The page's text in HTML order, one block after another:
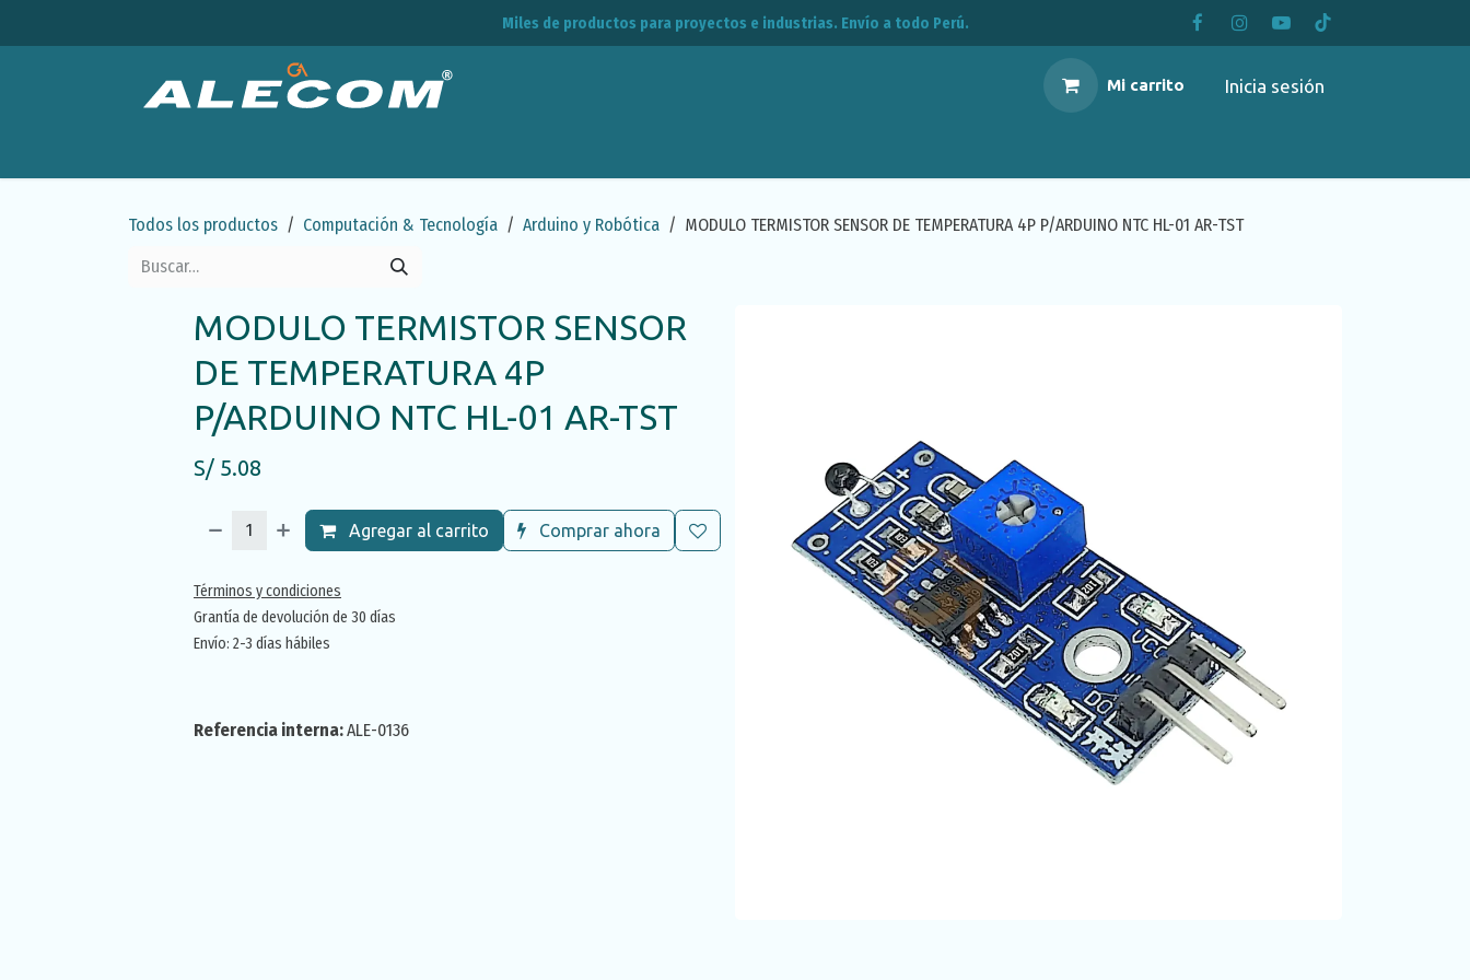
Miles de productos para proyectos e industrias. Envío a todo Perú.
Mi carrito Inicia sesión
Todos los productos Computación & Tecnología Arduino y Robótica MODULO TERMISTOR SENSOR DE TEMPERATURA 4P P/ARDUINO NTC HL-01 AR-TST
MODULO TERMISTOR SENSOR
DE TEMPERATURA 4P
P/ARDUINO NTC HL-01 AR-TST
S/ 5.08
Agregar al carrito Comprar ahora
Términos y condiciones
Grantía de devolución de 30 días
Envío: 2-3 días hábiles
Referencia interna:ALE-0136